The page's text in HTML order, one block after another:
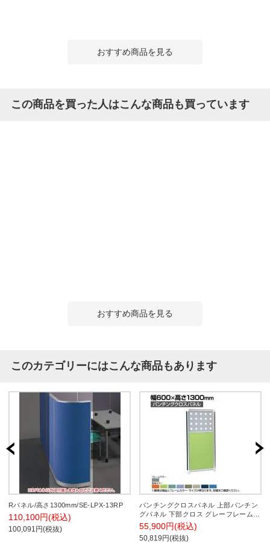
おすすめ商品を見る
この商品を買った人はこんな商品も買っています
おすすめ商品を見る
このカテゴリーにはこんな商品もあります
Rパネル/高さ1300mm/SE-LPX-13RP
110,100円(税込)
100,091円(税抜)
パンチングクロスパネル 上部パンチン
グパネル 下部クロス グレーフレーム
幅600×高さ1300mm OG-136PC-G
55,900円(税込)
50,819円(税抜)